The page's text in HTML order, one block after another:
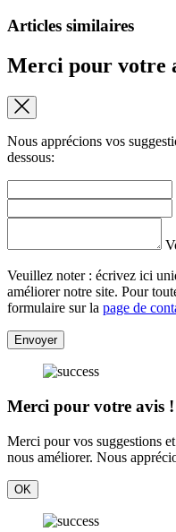
Articles similaires
Merci pour votre
Nous apprécions vos
dessous:
Veuillez noter : écrivez ici
améliorer notre site. Pour
formulaire sur la page de
Envoyer
Merci pour votre avis !
Merci pour vos suggestions
nous améliorer. Nous
OK